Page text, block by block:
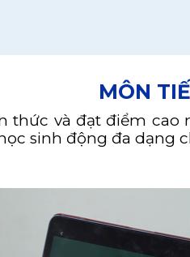
MÔN
thức và đạt điểm
sinh động đa dạng